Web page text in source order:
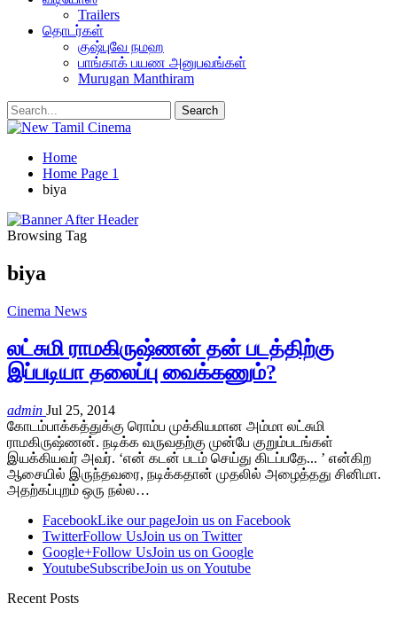
Trailers
தொடர்கள்
குஷ்புவே நமஹ
பாங்காக் பயண அனுபவங்கள்
Murugan Manthiram
Home
Home Page 1
biya
Browsing Tag
biya
Cinema News
லட்சுமி ராமகிருஷ்ணன் தன் படத்திற்கு
இப்படியா தலைப்பு வைக்கணும்?
admin Jul 25, 2014
கோடம்பாக்கத்துக்கு ரொம்ப முக்கியமான அம்மா லட்சுமி
ராமகிருஷ்ணன். நடிக்க வருவதற்கு முன்பே குறும்படங்கள்
இயக்கியவர் அவர். ‘என் கடன் படம் செய்து கிடப்பதே... ’ என்கிற
ஆசையில் இருந்தவரை, நடிக்கதான் முதலில் அழைத்தது சினிமா.
அதற்கப்புறம் ஒரு நல்ல…
FacebookLike our pageJoin us on Facebook
TwitterFollow UsJoin us on Twitter
Google+Follow UsJoin us on Google
YoutubeSubscribeJoin us on Youtube
Recent Posts